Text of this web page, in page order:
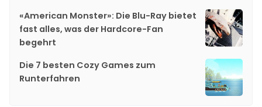
«American Monster»: Die Blu-Ray bietet
fast alles, was der Hardcore-Fan
begehrt
Die 7 besten Cozy Games zum
Runterfahren